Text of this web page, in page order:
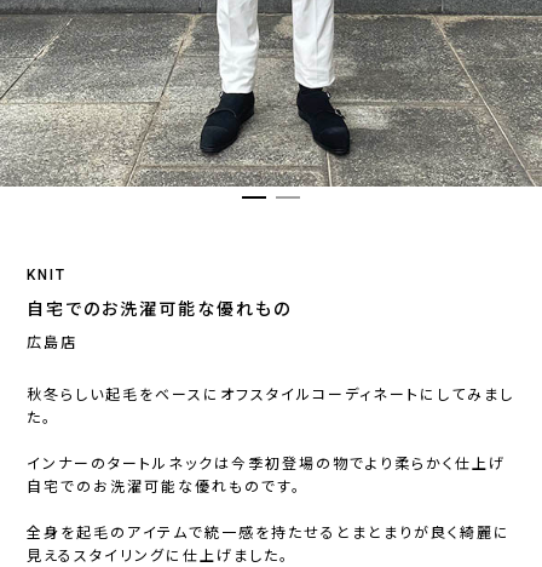
KNIT
自宅でのお洗濯可能な優れもの
広島店
秋冬らしい起毛をベースにオフスタイルコーディネートにしてみまし
た。
インナーのタートルネックは今季初登場の物でより柔らかく仕上げ
自宅でのお洗濯可能な優れものです。
全身を起毛のアイテムで統一感を持たせるとまとまりが良く綺麗に
見えるスタイリングに仕上げました。